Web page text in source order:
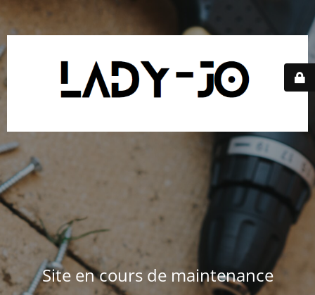
Site en cours de maintenance